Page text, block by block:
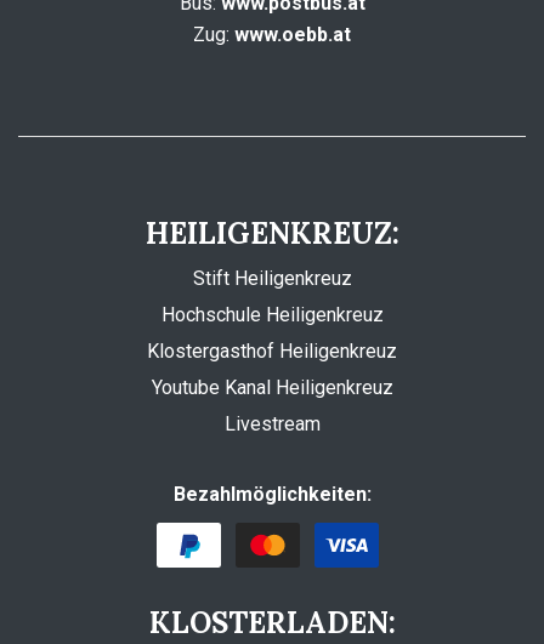
Zug: www.oebb.at
HEILIGENKREUZ:
Stift Heiligenkreuz
Hochschule Heiligenkreuz
Klostergasthof Heiligenkreuz
Youtube Kanal Heiligenkreuz
Livestream
Bezahlmöglichkeiten:
KLOSTERLADEN: